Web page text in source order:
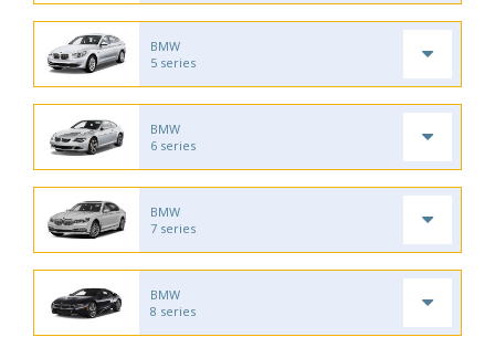
BMW
5 series
BMW
6 series
BMW
7 series
BMW
8 series